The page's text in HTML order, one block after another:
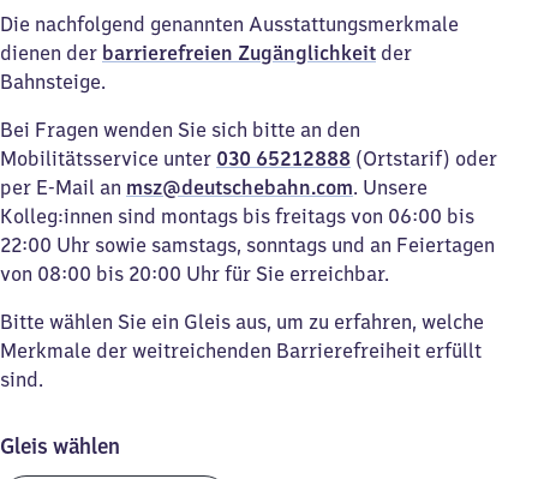
Die nachfolgend genannten Ausstattungsmerkmale
dienen der barrierefreien Zugänglichkeit der
Bahnsteige.
Bei Fragen wenden Sie sich bitte an den
Mobilitätsservice unter 030 65212888 (Ortstarif) oder
per E-Mail an msz@deutschebahn.com. Unsere
Kolleg:innen sind montags bis freitags von 06:00 bis
22:00 Uhr sowie samstags, sonntags und an Feiertagen
von 08:00 bis 20:00 Uhr für Sie erreichbar.
Bitte wählen Sie ein Gleis aus, um zu erfahren, welche
Merkmale der weitreichenden Barrierefreiheit erfüllt
sind.
Gleis wählen